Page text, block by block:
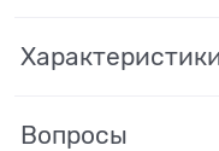
Вопросы